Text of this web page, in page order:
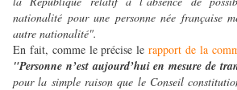
nationalité pour une personne née française
autre nationalité".
En fait, comme le précise lerapport de la
"Personne n’est aujourd’hui en mesure de
pour la simple raison que le Conseil